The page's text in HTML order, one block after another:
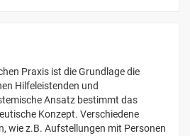
Praxis ist die Grundlage die
Hilfeleistenden und
Ansatz bestimmt das
Konzept. Verschiedene
wie z.B. Aufstellungen mit Personen